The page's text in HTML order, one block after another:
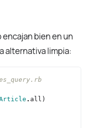
bien en un
alternativa limpia:
.